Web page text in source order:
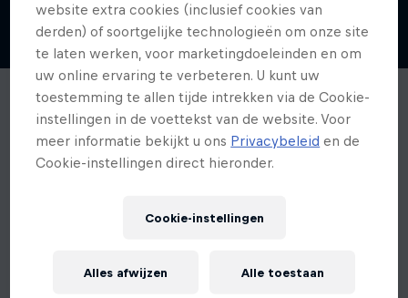
website extra cookies (inclusief cookies van
derden) of soortgelijke technologieën om onze site
te laten werken, voor marketingdoeleinden en om
uw online ervaring te verbeteren. U kunt uw
toestemming te allen tijde intrekken via de Cookie-
instellingen in de voettekst van de website. Voor
meer informatie bekijkt u ons Privacybeleid en de
Cookie-instellingen direct hieronder.
Cookie-instellingen
Alles afwijzen Alle toestaan